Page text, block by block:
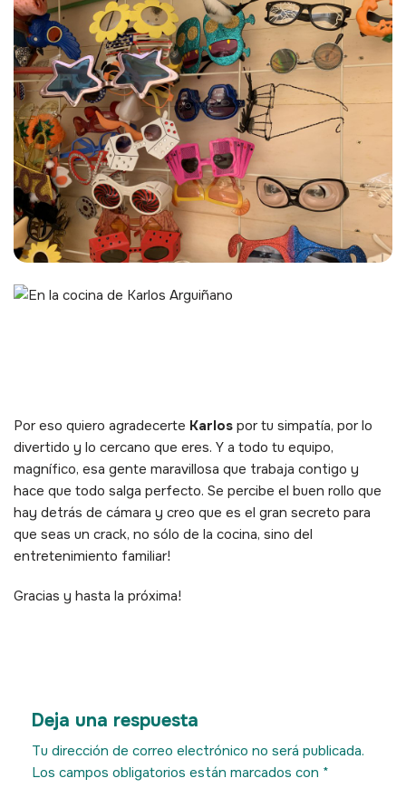
Por eso quiero agradecerte Karlos por tu simpatía, por lo
divertido y lo cercano que eres. Y a todo tu equipo,
magnífico, esa gente maravillosa que trabaja contigo y
hace que todo salga perfecto. Se percibe el buen rollo que
hay detrás de cámara y creo que es el gran secreto para
que seas un crack, no sólo de la cocina, sino del
entretenimiento familiar!
Gracias y hasta la próxima!
Deja una respuesta
Tu dirección de correo electrónico no será publicada.
Los campos obligatorios están marcados con *